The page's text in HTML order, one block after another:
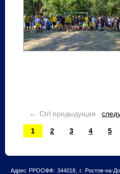
← Ctrl предыдущая
1 2 3 4 5
Адрес РРООФФ: 344018, г. Ростов-на-